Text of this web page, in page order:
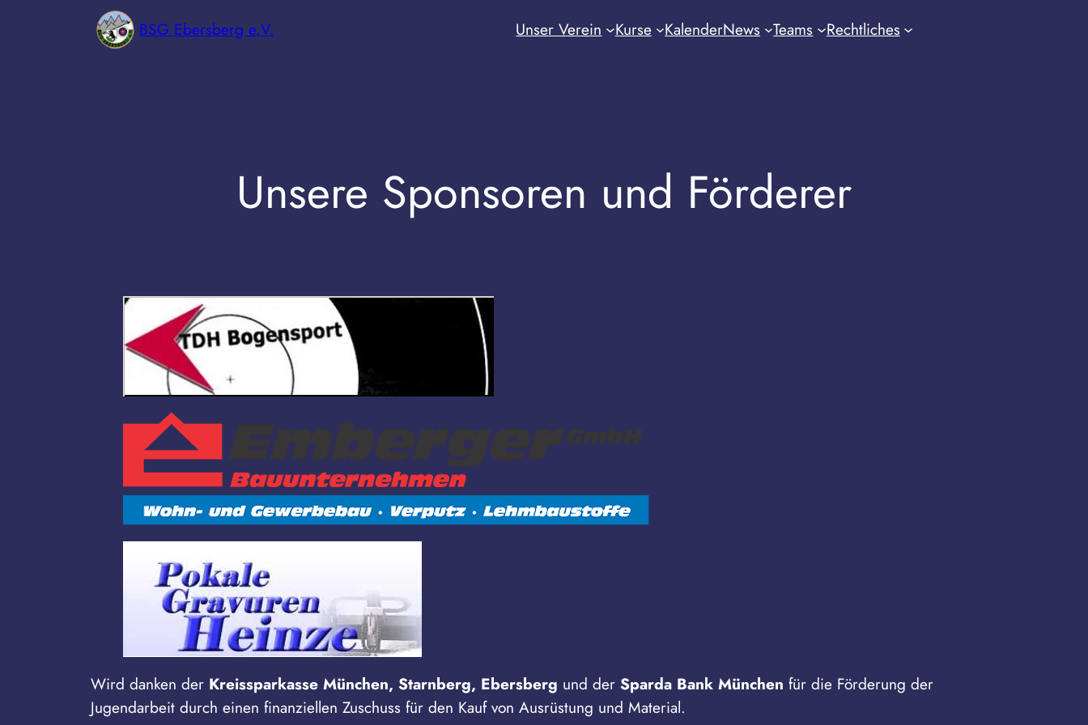
BSG Ebersberg e.V. Unser Verein Kurse KalenderNews Teams Rechtliches
Unsere Sponsoren und Förderer
Wird danken der Kreissparkasse München, Starnberg, Ebersberg und der Sparda Bank München für die Förderung der
Jugendarbeit durch einen finanziellen Zuschuss für den Kauf von Ausrüstung und Material.